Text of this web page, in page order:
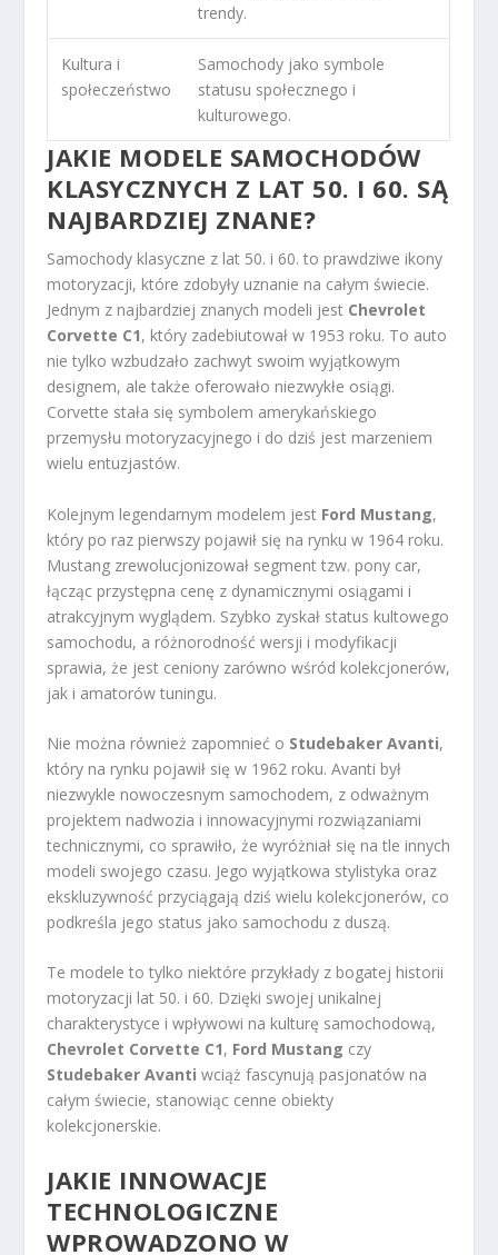
trendy.
Kultura i
społeczeństwo
Samochody jako symbole
statusu społecznego i
kulturowego.
JAKIE MODELE SAMOCHODÓW
KLASYCZNYCH Z LAT 50. I 60. SĄ
NAJBARDZIEJ ZNANE?
Samochody klasyczne z lat 50. i 60. to prawdziwe ikony
motoryzacji, które zdobyły uznanie na całym świecie.
Jednym z najbardziej znanych modeli jest Chevrolet
Corvette C1, który zadebiutował w 1953 roku. To auto
nie tylko wzbudzało zachwyt swoim wyjątkowym
designem, ale także oferowało niezwykłe osiągi.
Corvette stała się symbolem amerykańskiego
przemysłu motoryzacyjnego i do dziś jest marzeniem
wielu entuzjastów.
Kolejnym legendarnym modelem jest Ford Mustang,
który po raz pierwszy pojawił się na rynku w 1964 roku.
Mustang zrewolucjonizował segment tzw. pony car,
łącząc przystępna cenę z dynamicznymi osiągami i
atrakcyjnym wyglądem. Szybko zyskał status kultowego
samochodu, a różnorodność wersji i modyfikacji
sprawia, że jest ceniony zarówno wśród kolekcjonerów,
jak i amatorów tuningu.
Nie można również zapomnieć o Studebaker Avanti,
który na rynku pojawił się w 1962 roku. Avanti był
niezwykle nowoczesnym samochodem, z odważnym
projektem nadwozia i innowacyjnymi rozwiązaniami
technicznymi, co sprawiło, że wyróżniał się na tle innych
modeli swojego czasu. Jego wyjątkowa stylistyka oraz
ekskluzywność przyciągają dziś wielu kolekcjonerów, co
podkreśla jego status jako samochodu z duszą.
Te modele to tylko niektóre przykłady z bogatej historii
motoryzacji lat 50. i 60. Dzięki swojej unikalnej
charakterystyce i wpływowi na kulturę samochodową,
Chevrolet Corvette C1, Ford Mustang czy
Studebaker Avanti wciąż fascynują pasjonatów na
całym świecie, stanowiąc cenne obiekty
kolekcjonerskie.
JAKIE INNOWACJE
TECHNOLOGICZNE
WPROWADZONO W